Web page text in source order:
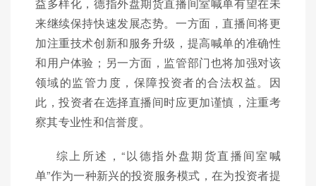
益多样化，德指外盘期货直播间室喊单有望在未
来继续保持快速发展态势。一方面，直播间将更
加注重技术创新和服务升级，提高喊单的准确性
和用户体验；另一方面，监管部门也将加强对该
领域的监管力度，保障投资者的合法权益。因
此，投资者在选择直播间时应更加谨慎，注重考
察其专业性和信誉度。
综上所述，“以德指外盘期货直播间室喊
单”作为一种新兴的投资服务模式，在为投资者提